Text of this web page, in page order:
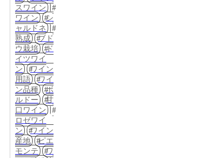
スワイン
ワイン
シ
ャルドネ
熟成
ブド
ウ栽培
ド
イツワイ
ン
ワイン
用語
ワイ
ン品種
ボ
ルドー
甘
口ワイン
ロゼワイ
ン
ワイン
産地
ピエ
モンテ
ワ